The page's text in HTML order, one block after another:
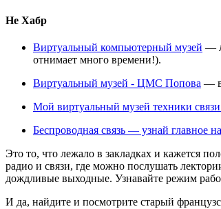
Не Хабр
Виртуальный компьютерный музей —
отнимает много времени!).
Виртуальный музей - ЦМС Попова —
Мой виртуальный музей техники
Беспроводная связь — узнай главное
Это то, что лежало в закладках и кажется
радио и связи, где можно послушать
дождливые выходные. Узнавайте режим
И да, найдите и посмотрите старый